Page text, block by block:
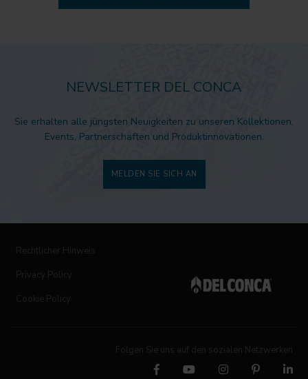
NEWSLETTER DEL CONCA
Sie erhalten alle jüngsten Neuigkeiten zu unseren Kollektionen,
Events, Partnerschaften und Produktinnovationen.
MELDEN SIE SICH AN
Rechtlicher Hinweis
Privacy Policy
Cookie Policy
Folgen Sie uns auf den sozialen Netzwerken